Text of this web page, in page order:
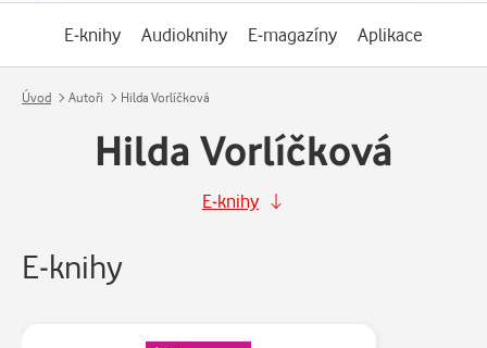
E-knihy Audioknihy E-magazíny Aplikace
Úvod Autoři Hilda Vorlíčková
Hilda Vorlíčková
E-knihy
E-knihy